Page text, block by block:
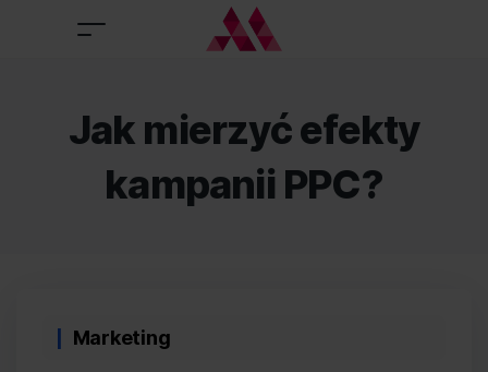
Jak mierzyć efekty
kampanii PPC?
Categories
Marketing